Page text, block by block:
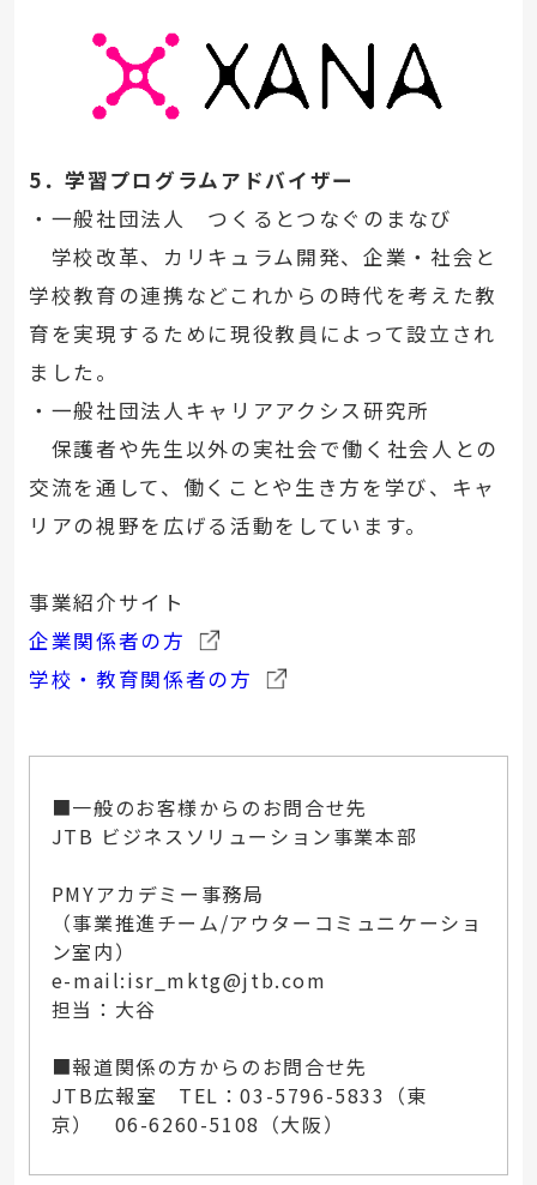
5．学習プログラムアドバイザー
・一般社団法人 つくるとつなぐのまなび
学校改革、カリキュラム開発、企業・社会と
学校教育の連携などこれからの時代を考えた教
育を実現するために現役教員によって設立され
ました。
・一般社団法人キャリアアクシス研究所
保護者や先生以外の実社会で働く社会人との
交流を通して、働くことや生き方を学び、キャ
リアの視野を広げる活動をしています。
事業紹介サイト
企業関係者の方
学校・教育関係者の方
■一般のお客様からのお問合せ先
JTB ビジネスソリューション事業本部
PMYアカデミー事務局
（事業推進チーム/アウターコミュニケーショ
ン室内）
e-mail:isr_mktg@jtb.com
担当：大谷
■報道関係の方からのお問合せ先
JTB広報室 TEL：03-5796-5833（東
京） 06-6260-5108（大阪）